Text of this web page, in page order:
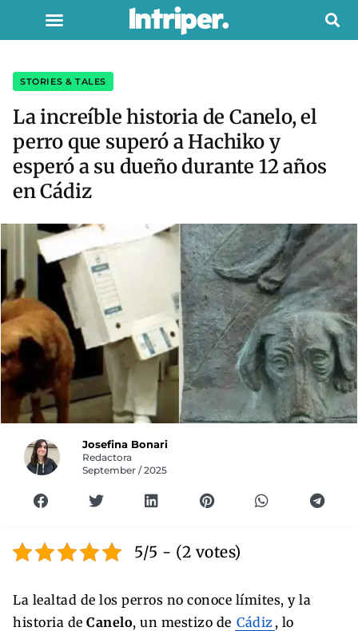
STORIES & TALES
La increíble historia de Canelo, el
perro que superó a Hachiko y
esperó a su dueño durante 12 años
en Cádiz
Josefina Bonari
Redactora
September / 2025
5/5 - (2 votes)
La lealtad de los perros no conoce límites, y la
historia de Canelo, un mestizo de Cádiz , lo